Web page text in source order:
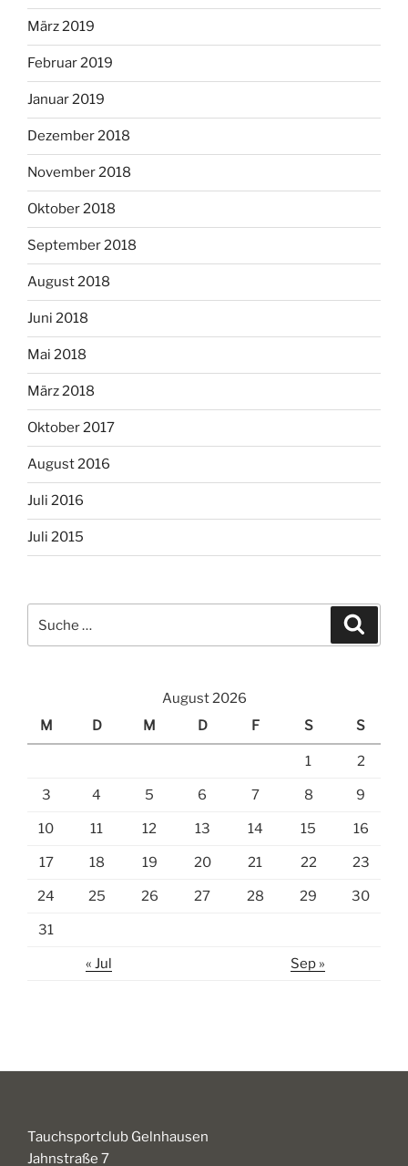
März 2019
Februar 2019
Januar 2019
Dezember 2018
November 2018
Oktober 2018
September 2018
August 2018
Juni 2018
Mai 2018
März 2018
Oktober 2017
August 2016
Juli 2016
Juli 2015
nach:
August 2026
M
D M D F S S
1 2
3 4 5 6 7 8 9
10 11 12 13 14 15 16
17 18 19 20 21 22 23
24 25 26 27 28 29 30
31
« Jul Sep »
Tauchsportclub Gelnhausen
Jahnstraße 7